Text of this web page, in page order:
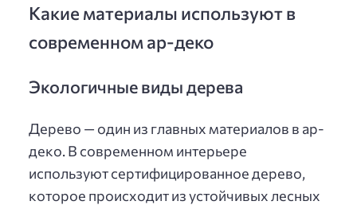
Какие материалы используют в
современном ар-деко
Экологичные виды дерева
Дерево — один из главных материалов в ар-
деко. В современном интерьере
используют сертифицированное дерево,
которое происходит из устойчивых лесных